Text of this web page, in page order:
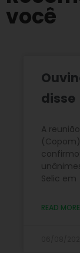
você
disse
A
Selic em
READ